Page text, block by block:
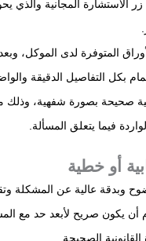
الاستشارة المجانية والذي
المتوفرة لدى الموكل،
بكل التفاصيل الدقيقة
صحيحة بصورة شفهية، وذلك
فيما يتعلق المسألة.
أو خطية
وبدقة عالية عن المشكلة
أن يكون صريح لأبعد حد مع
الصحيحة.